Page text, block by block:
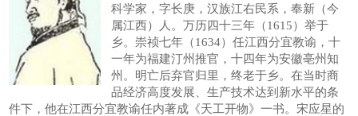
科学家，字长庚，汉族江右民系，奉新（今
属江西）人。万历四十三年（1615）举于
乡。崇祯七年（1634）任江西分宜教谕，十
一年为福建汀州推官，十四年为安徽亳州知
州。明亡后弃官归里，终老于乡。在当时商
品经济高度发展、生产技术达到新水平的条
件下，他在江西分宜教谕任内著成《天工开物》一书。宋应星的